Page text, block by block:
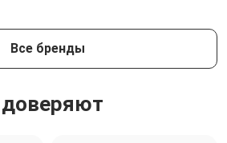
Все бренды